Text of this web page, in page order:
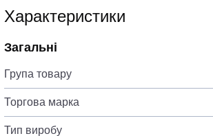
Характеристики
Загальні
Група товару
Торгова марка
Тип виробу